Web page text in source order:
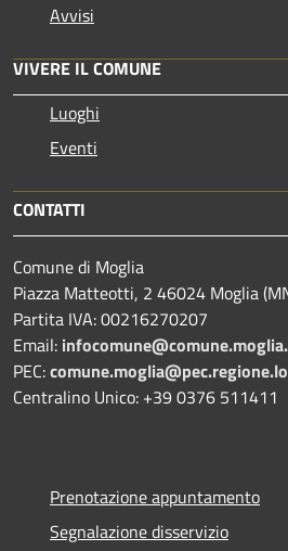
Avvisi
VIVERE IL COMUNE
Luoghi
Eventi
CONTATTI
Comune di Moglia
Piazza Matteotti, 2 46024 Moglia
Partita IVA: 00216270207
Email:
PEC:
Centralino Unico: +39 0376 511411
Prenotazione appuntamento
Segnalazione disservizio